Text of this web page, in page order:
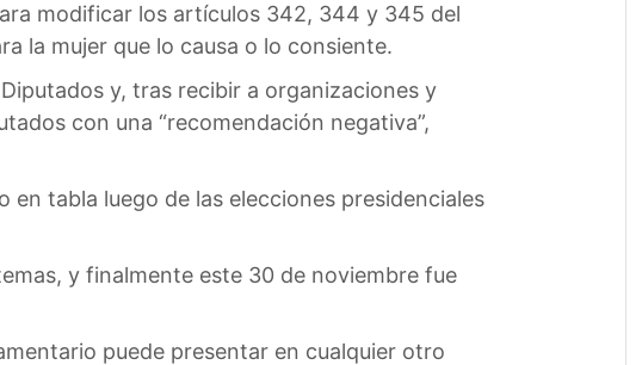
modificar los artículos 342, 344 y 345 del
la mujer que lo causa o lo consiente.
y, tras recibir a organizaciones y
con una “recomendación negativa”,
en tabla luego de las elecciones presidenciales
y finalmente este 30 de noviembre fue
puede presentar en cualquier otro